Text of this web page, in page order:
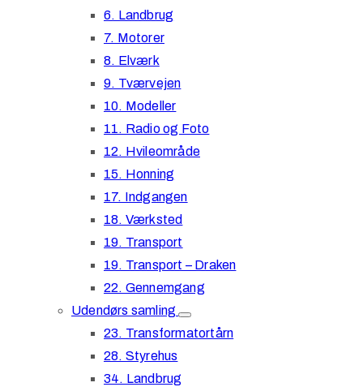
6. Landbrug
7. Motorer
8. Elværk
9. Tværvejen
10. Modeller
11. Radio og Foto
12. Hvileområde
15. Honning
17. Indgangen
18. Værksted
19. Transport
19. Transport – Draken
22. Gennemgang
Udendørs samling
23. Transformatortårn
28. Styrehus
34. Landbrug